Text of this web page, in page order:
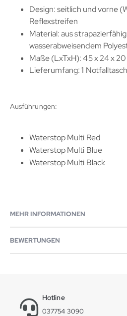
Design: seitlich und vorne
Reflexstreifen
Material: aus
wasserabweisendem
Maße (LxTxH): 45 x 24 x
Lieferumfang: 1
Ausführungen:
Waterstop Multi Red
Waterstop Multi Blue
Waterstop Multi Black
MEHR INFORMATIONEN
BEWERTUNGEN
Hotline
037754 3090